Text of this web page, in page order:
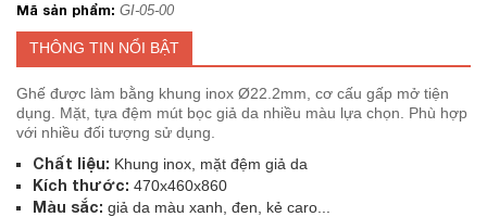
Mã sản phẩm: GI-05-00
THÔNG TIN NỔI BẬT
Ghế được làm bằng khung inox Ø22.2mm, cơ cấu gấp mở tiện
dụng. Mặt, tựa đệm mút bọc giả da nhiều màu lựa chọn. Phù hợp
với nhiều đối tượng sử dụng.
Chất liệu: Khung inox, mặt đệm giả da
Kích thước: 470x460x860
Màu sắc: giả da màu xanh, đen, kẻ caro...